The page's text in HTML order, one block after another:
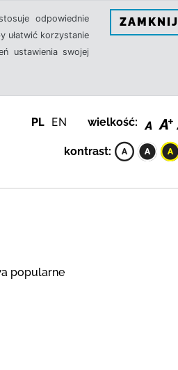
odpowiednie
ułatwić korzystanie
ustawienia swojej
ZAMKNIJ
PL EN wielkość:
kontrast:
popularne